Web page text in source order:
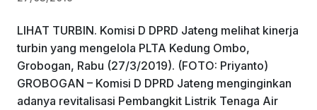
LIHAT TURBIN. Komisi D DPRD Jateng melihat kinerja
turbin yang mengelola PLTA Kedung Ombo,
Grobogan, Rabu (27/3/2019). (FOTO: Priyanto)
GROBOGAN – Komisi D DPRD Jateng menginginkan
adanya revitalisasi Pembangkit Listrik Tenaga Air